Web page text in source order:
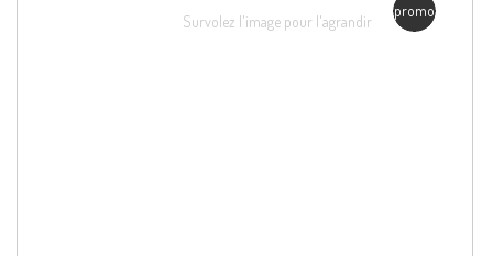
promo
Survolez l'image pour l'agrandir